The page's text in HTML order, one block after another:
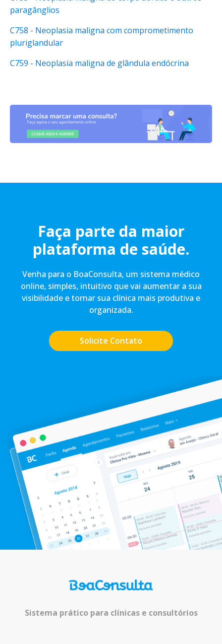
paragânglios
C758 - Neoplasia maligna com comprometimento
pluriglandular
C759 - Neoplasia maligna de glândula endócrina
Faça parte da maior
plataforma de saúde.
Venha para o BoaConsulta, um sistema médico
online, simples, intuitivo que vai aumentar a sua
visibilidade e tornar sua clínica mais produtiva e
organizada.
Solicite Contato
Sistema prático para clínicas e consultórios